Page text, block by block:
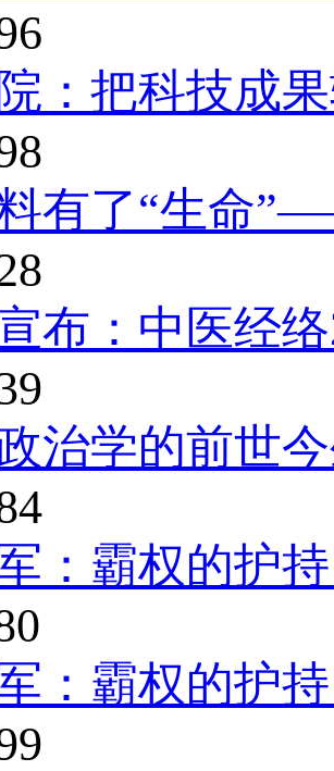
：把科技成
有了“生命
布：中医经
治学的前世
：霸权的护
：霸权的护